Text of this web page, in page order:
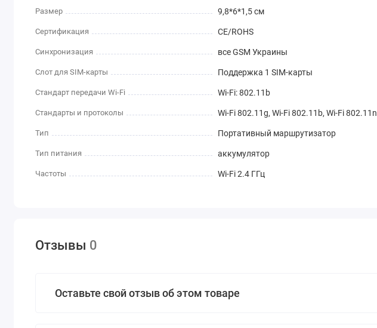
Размер 9,8*6*1,5 см
Сертификация CE/ROHS
Синхронизация все GSM Украины
Слот для SIM-карты Поддержка 1 SIM-карты
Стандарт передачи Wi-Fi Wi-Fi: 802.11b
Стандарты и протоколы Wi-Fi 802.11g, Wi-Fi 802.11b, Wi-Fi 802.11n
Тип Портативный маршрутизатор
Тип питания аккумулятор
Частоты Wi-Fi 2.4 ГГц
Отзывы 0
Оставьте свой отзыв об этом товаре